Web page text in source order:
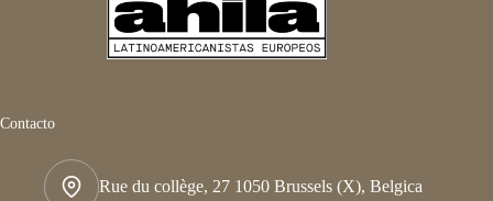
Contacto
Rue du collège, 27 1050 Brussels (X), Belgica